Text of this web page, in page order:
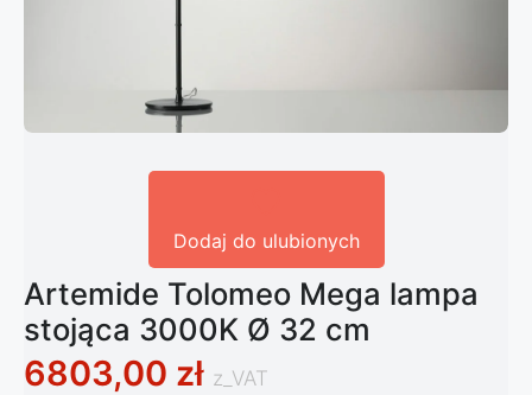
Dodaj do ulubionych
Artemide Tolomeo Mega lampa
stojąca 3000K Ø 32 cm
6803,00 zł z_VAT